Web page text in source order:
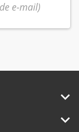
e-mail)